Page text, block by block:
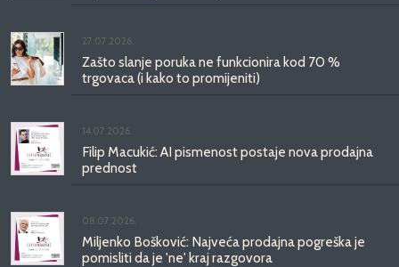
27.07.2026.
Zašto slanje poruka ne funkcionira kod 70 %
trgovaca (i kako to promijeniti)
14.07.2026.
Filip Macukić: AI pismenost postaje nova prodajna
prednost
08.07.2026.
Miljenko Bošković: Najveća prodajna pogreška je
pomisliti da je 'ne' kraj razgovora